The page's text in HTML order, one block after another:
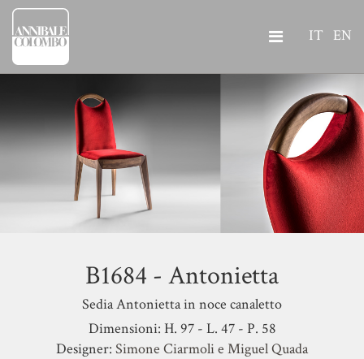
IT EN
B1684 - Antonietta
Sedia Antonietta in noce canaletto
Dimensioni: H. 97 - L. 47 - P. 58
Designer: Simone Ciarmoli e Miguel Quada